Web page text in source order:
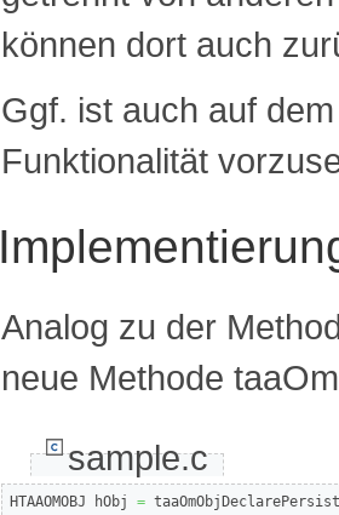
können dort auch
Ggf. ist auch auf
Funktionalität
Analog zu der
neue Methode
sample.c
HTAAOMOBJ hObj =